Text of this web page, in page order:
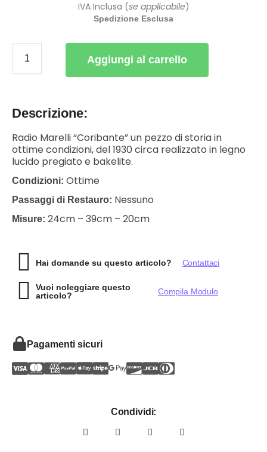
IVA Inclusa (se applicabile)
Spedizione Esclusa
Aggiungi al carrello
Descrizione:
Radio Marelli “Coribante” un pezzo di storia in
ottime condizioni, del 1930 circa realizzato in legno
lucido pregiato e bakelite.
Condizioni: Ottime
Passaggi di Restauro: Nessuno
Misure: 24cm – 39cm – 20cm
Hai domande su questo articolo? Contattaci
Vuoi noleggiare questo
articolo?
Compila Modulo
Pagamenti sicuri
Condividi: